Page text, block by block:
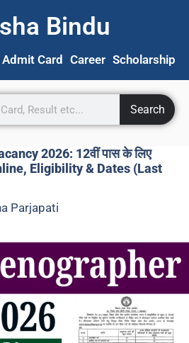
Bindu
Admit Card Career Scholarship
Search
2026: 12वीं पास के लिए
Eligibility & Dates (Last
Parjapati